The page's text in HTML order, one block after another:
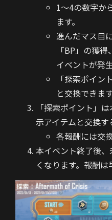
1～4の数字か
ます。
進んだマス目
「BP」の獲
イベントが発
「探索ポイン
と交換できます
「探索ポイント」
示アイテムと交換す
各報酬には交
本イベント終了後
くなります。報酬